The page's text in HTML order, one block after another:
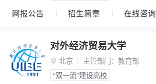
网报公告 招生简章 在线咨询
对外经济贸易大学
 北京 主管部门： 教育部
“双一流”建设高校